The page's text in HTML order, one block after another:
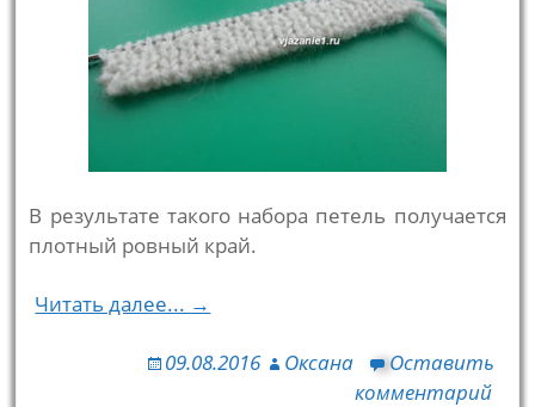
В результате такого набора петель получается
плотный ровный край.
Читать далее... →
09.08.2016 Оксана
Оставить
комментарий